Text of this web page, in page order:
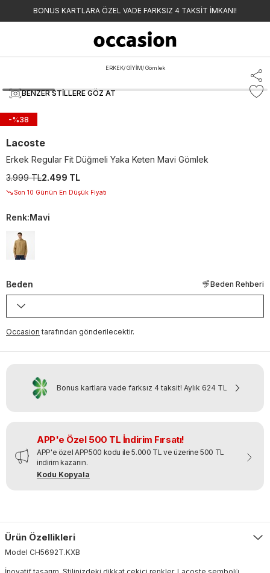
BONUS KARTLARA ÖZEL VADE FARKSIZ 4 TAKSİT İMKANI!
ERKEK/ GİYİM/ Gömlek
BENZER STILLERE GÖZ AT
-%38
Lacoste
Erkek Regular Fit Düğmeli Yaka Keten Mavi Gömlek
3.999 TL2.499 TL
Son 10 Günün En Düşük Fiyatı
Renk:Mavi
Beden Beden Rehberi
Occasion tarafından gönderilecektir.
Bonus kartlara vade farksız 4 taksit! Aylık 624 TL
APP'e Özel 500 TL İndirim Fırsatı!
APP'e özel APP500 kodu ile 5.000 TL ve üzerine 500 TL
indirim kazanın.
Kodu Kopyala
Ürün Özellikleri
Model CH5692T.KXB